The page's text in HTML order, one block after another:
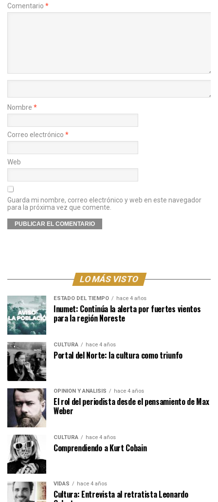
Comentario *
Nombre *
Correo electrónico *
Web
Guarda mi nombre, correo electrónico y web en este navegador
para la próxima vez que comente.
LO MÁS VISTO
ESTADO DEL TIEMPO hace 4 años
Inumet: Continúa la alerta por fuertes vientos
para la región Noreste
CULTURA hace 4 años
Portal del Norte: la cultura como triunfo
OPINIÓN Y ANÁLISIS hace 4 años
El rol del periodista desde el pensamiento de Max
Weber
CULTURA hace 4 años
Comprendiendo a Kurt Cobain
VIDAS hace 4 años
Cultura: Entrevista al retratista Leonardo